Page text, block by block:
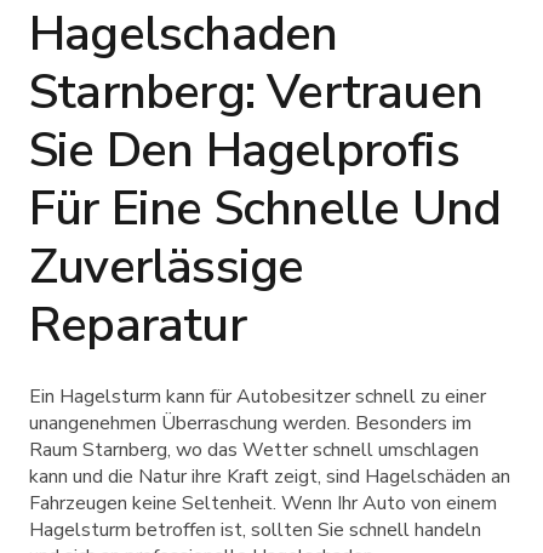
Hagelschaden
Starnberg: Vertrauen
Sie Den Hagelprofis
Für Eine Schnelle Und
Zuverlässige
Reparatur
Ein Hagelsturm kann für Autobesitzer schnell zu einer
unangenehmen Überraschung werden. Besonders im
Raum Starnberg, wo das Wetter schnell umschlagen
kann und die Natur ihre Kraft zeigt, sind Hagelschäden an
Fahrzeugen keine Seltenheit. Wenn Ihr Auto von einem
Hagelsturm betroffen ist, sollten Sie schnell handeln